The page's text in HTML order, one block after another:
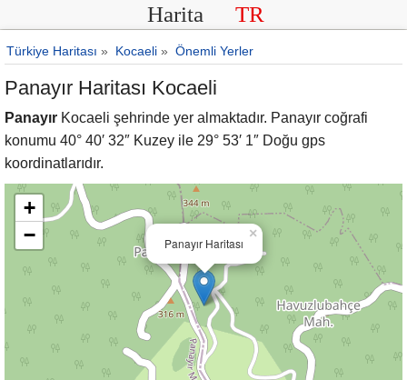
Harita TR
Türkiye Haritası » Kocaeli » Önemli Yerler
Panayır Haritası Kocaeli
Panayır Kocaeli şehrinde yer almaktadır. Panayır coğrafi
konumu 40° 40′ 32″ Kuzey ile 29° 53′ 1″ Doğu gps
koordinatlarıdır.
Panayır Haritası
×
+
−